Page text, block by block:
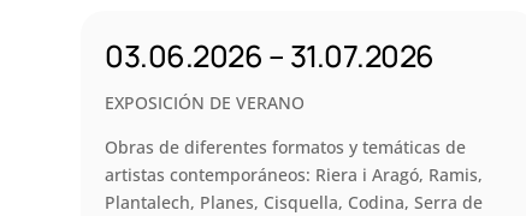
03.06.2026 – 31.07.2026
EXPOSICIÓN DE VERANO
Obras de diferentes formatos y temáticas de
artistas contemporáneos: Riera i Aragó, Ramis,
Plantalech, Planes, Cisquella, Codina, Serra de